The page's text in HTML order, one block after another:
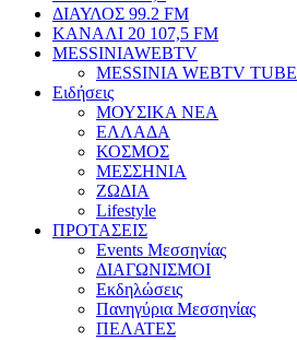
ΔΙΑΥΛΟΣ 99.2 FM
ΚΑΝΑΛΙ 20 107,5 FM
MESSINIAWEBTV
MESSINIA WEBTV TUBE
Eιδήσεις
ΜΟΥΣΙΚΑ ΝΕΑ
ΕΛΛΑΔΑ
ΚΟΣΜΟΣ
ΜΕΣΣΗΝΙΑ
ΖΩΔΙΑ
Lifestyle
ΠΡΟΤΑΣΕΙΣ
Events Μεσσηνίας
ΔΙΑΓΩΝΙΣΜΟΙ
Εκδηλώσεις
Πανηγύρια Μεσσηνίας
ΠΕΛΑΤΕΣ